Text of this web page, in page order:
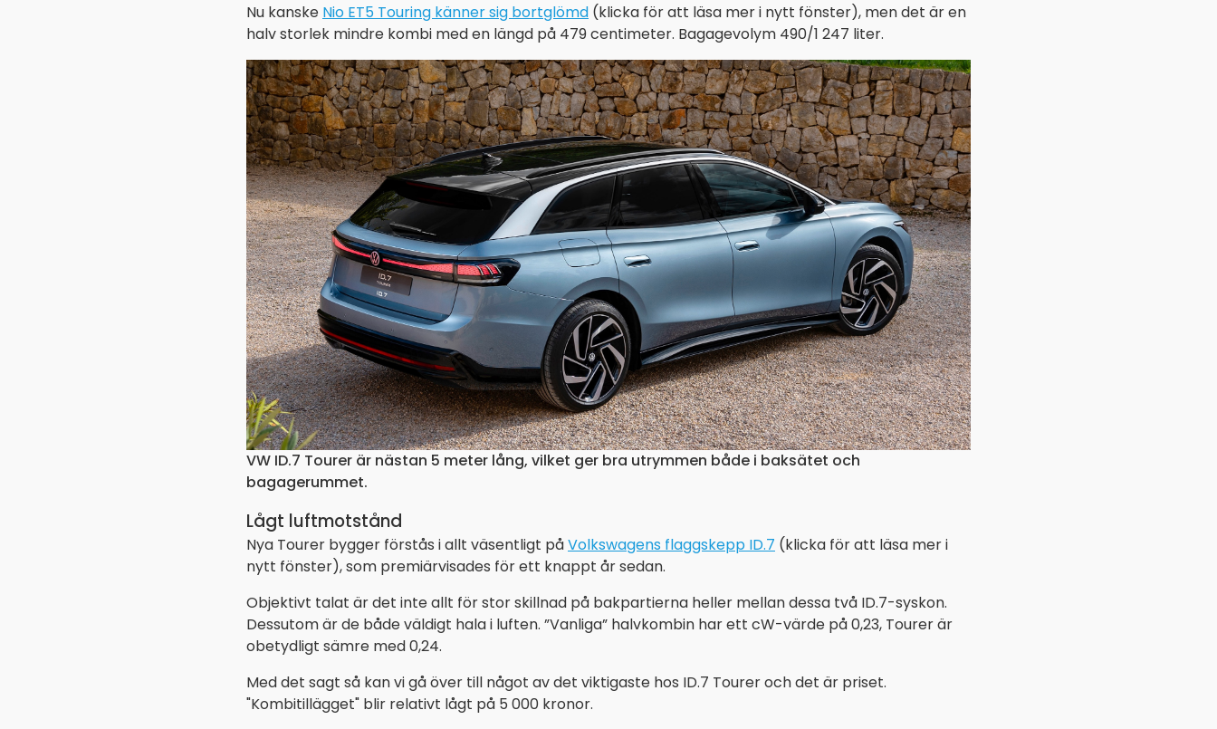
Nu kanske Nio ET5 Touring känner sig bortglömd (klicka för att läsa mer i nytt fönster), men det är en
halv storlek mindre kombi med en längd på 479 centimeter. Bagagevolym 490/1 247 liter.
VW ID.7 Tourer är nästan 5 meter lång, vilket ger bra utrymmen både i baksätet och
bagagerummet.
Lågt luftmotstånd
Nya Tourer bygger förstås i allt väsentligt påVolkswagens flaggskepp ID.7 (klicka för att läsa mer i
nytt fönster), som premiärvisades för ett knappt år sedan.
Objektivt talat är det inte allt för stor skillnad på bakpartierna heller mellan dessa två ID.7-syskon.
Dessutom är de både väldigt hala i luften. ”Vanliga” halvkombin har ett cW-värde på 0,23, Tourer är
obetydligt sämre med 0,24.
Med det sagt så kan vi gå över till något av det viktigaste hos ID.7 Tourer och det är priset.
"Kombitillägget" blir relativt lågt på 5 000 kronor.